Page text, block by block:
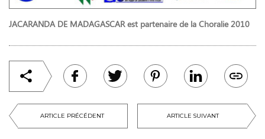
ARTICLE PRÉCÉDENT ARTICLE SUIVANT
JACARANDA DE MADAGASCAR est partenaire de la Choralie 2010